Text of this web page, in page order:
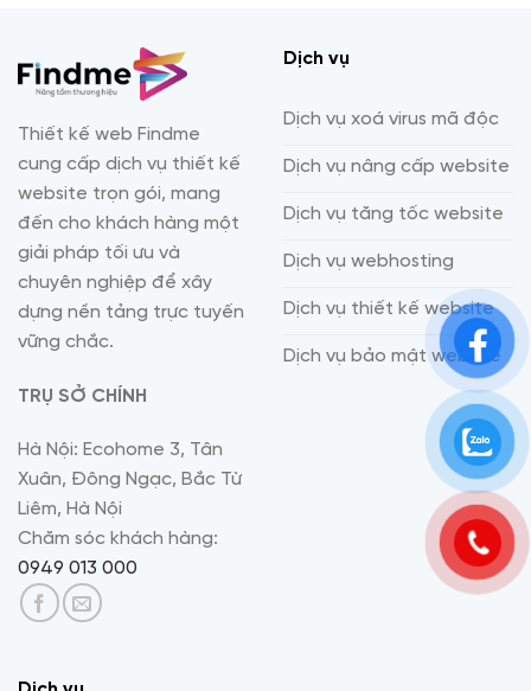
Thiết kế web Findme
cung cấp dịch vụ thiết kế
website trọn gói, mang
đến cho khách hàng một
giải pháp tối ưu và
chuyên nghiệp để xây
dựng nền tảng trực tuyến
vững chắc.
TRỤ SỞ CHÍNH
Hà Nội: Ecohome 3, Tân
Xuân, Đông Ngạc, Bắc Từ
Liêm, Hà Nội
Chăm sóc khách hàng:
0949 013 000
Dịch vụ
Dịch vụ xoá virus mã độc
Dịch vụ nâng cấp website
Dịch vụ tăng tốc website
Dịch vụ webhosting
Dịch vụ thiết kế website
Dịch vụ bảo mật website